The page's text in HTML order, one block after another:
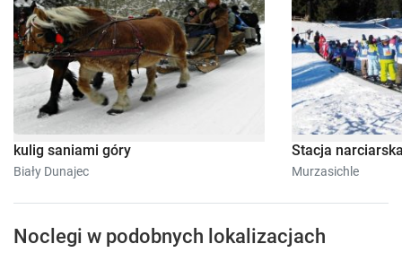
kulig saniami góry
Biały Dunajec
Stacja
Murzasichle
Noclegi w podobnych lokalizacjach